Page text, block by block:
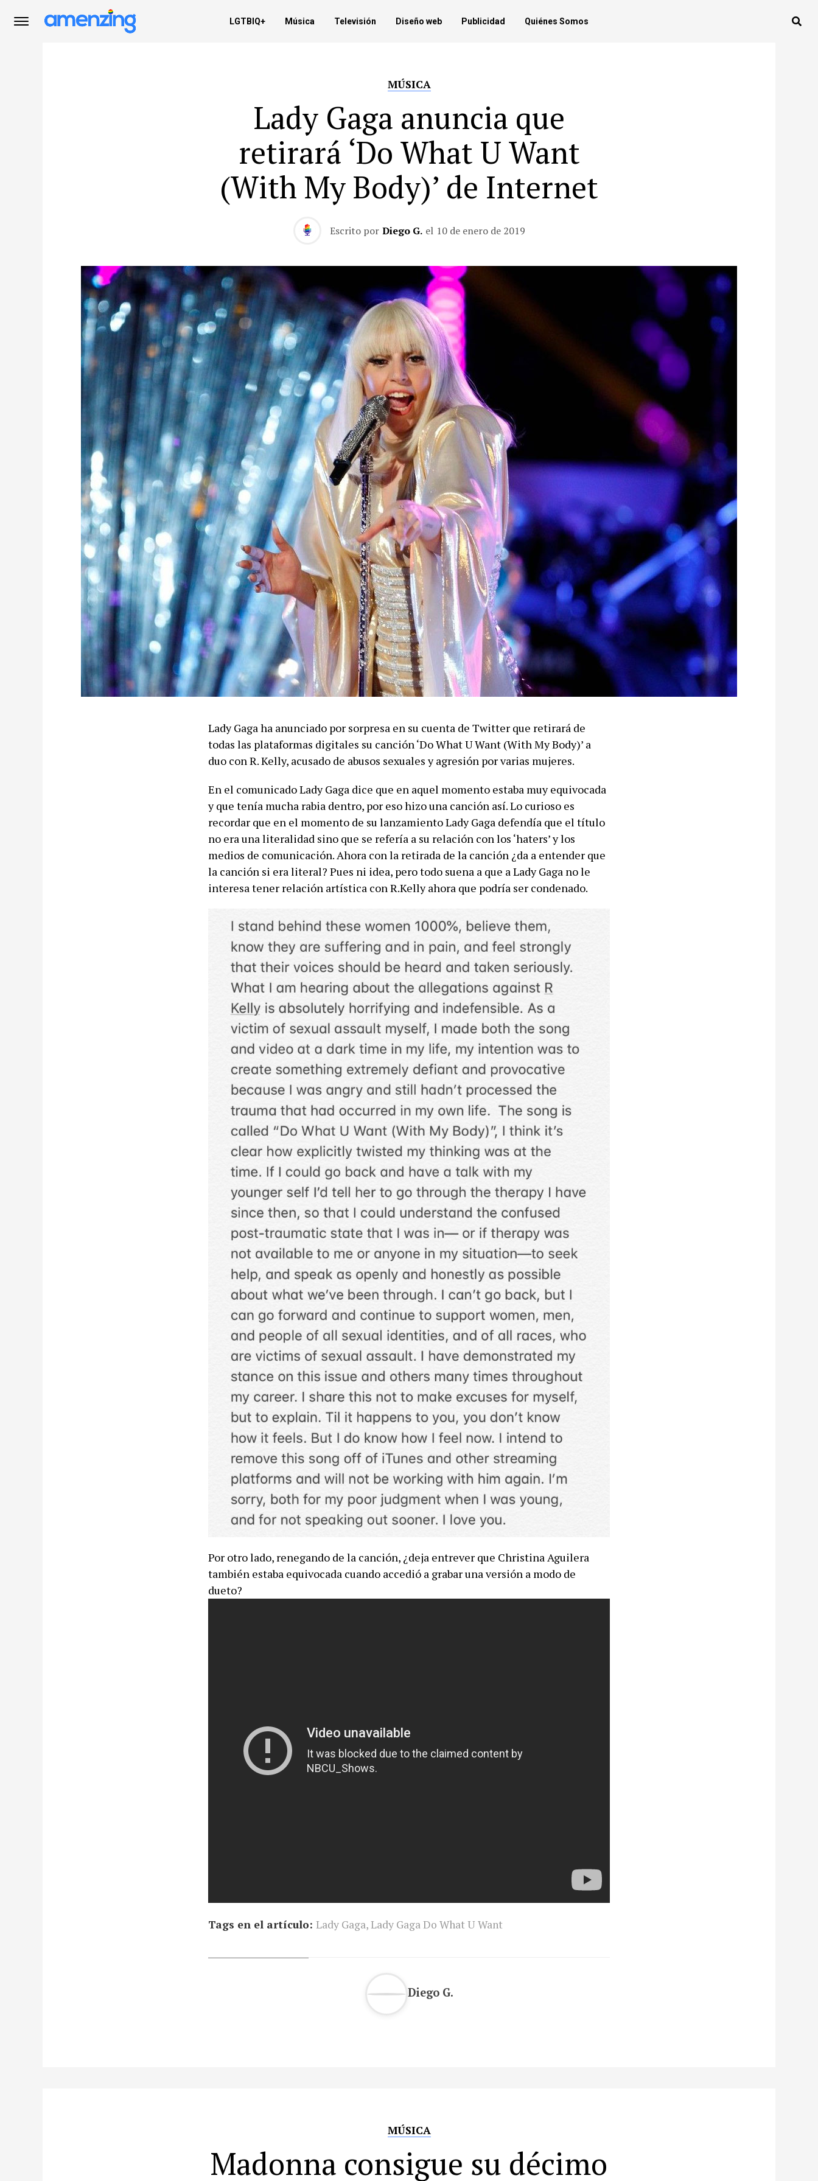
LGTBIQ+ Música Televisión Diseño web Publicidad Quiénes Somos
MÚSICA
Lady Gaga anuncia que
retirará ‘Do What U Want
(With My Body)’ de Internet
Escrito por Diego G. el 10 de enero de 2019
Lady Gaga ha anunciado por sorpresa en su cuenta de Twitter que retirará de
todas las plataformas digitales su canción ‘Do What U Want (With My Body)’ a
duo con R. Kelly, acusado de abusos sexuales y agresión por varias mujeres.
En el comunicado Lady Gaga dice que en aquel momento estaba muy equivocada
y que tenía mucha rabia dentro, por eso hizo una canción así. Lo curioso es
recordar que en el momento de su lanzamiento Lady Gaga defendía que el título
no era una literalidad sino que se refería a su relación con los ‘haters’ y los
medios de comunicación. Ahora con la retirada de la canción ¿da a entender que
la canción si era literal? Pues ni idea, pero todo suena a que a Lady Gaga no le
interesa tener relación artística con R.Kelly ahora que podría ser condenado.
Por otro lado, renegando de la canción, ¿deja entrever que Christina Aguilera
también estaba equivocada cuando accedió a grabar una versión a modo de
dueto?
Tags en el artículo: Lady Gaga,Lady Gaga Do What U Want
Diego G.
MÚSICA
Madonna consigue su décimo